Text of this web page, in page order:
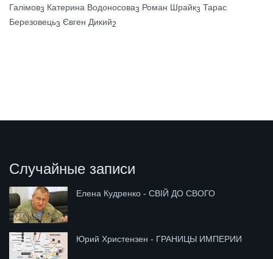
Галімов3 Катерина Водоносова3 Роман Шрайк3 Тарас
Березовець3 Євген Дикий2
Случайные записи
Елена Кудренко - СВІЙ ДО СВОГО
Юрий Христензен - ГРАНИЦЫ ИМПЕРИИ